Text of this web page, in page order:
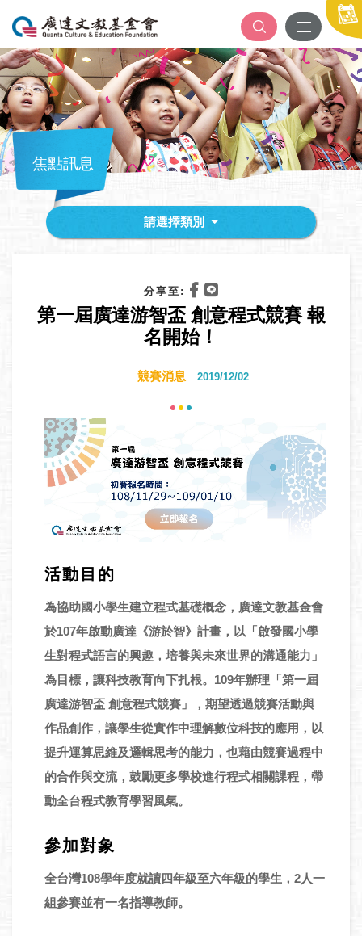
焦點訊息
請選擇類別
分享至:
第一屆廣達游智盃 創意程式競賽 報
名開始！
競賽消息 2019/12/02
活動目的
為協助國小學生建立程式基礎概念，廣達文教基金會
於107年啟動廣達《游於智》計畫，以「啟發國小學
生對程式語言的興趣，培養與未來世界的溝通能力」
為目標，讓科技教育向下扎根。109年辦理「第一屆
廣達游智盃 創意程式競賽」，期望透過競賽活動與
作品創作，讓學生從實作中理解數位科技的應用，以
提升運算思維及邏輯思考的能力，也藉由競賽過程中
的合作與交流，鼓勵更多學校進行程式相關課程，帶
動全台程式教育學習風氣。
參加對象
全台灣108學年度就讀四年級至六年級的學生，2人一
組參賽並有一名指導教師。